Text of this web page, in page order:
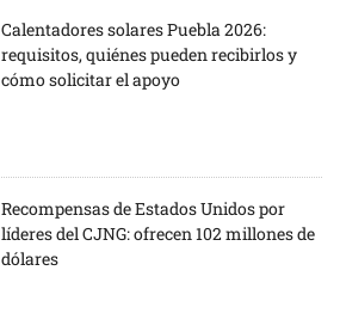
Calentadores solares Puebla 2026:
requisitos, quiénes pueden recibirlos y
cómo solicitar el apoyo
Recompensas de Estados Unidos por
líderes del CJNG: ofrecen 102 millones de
dólares